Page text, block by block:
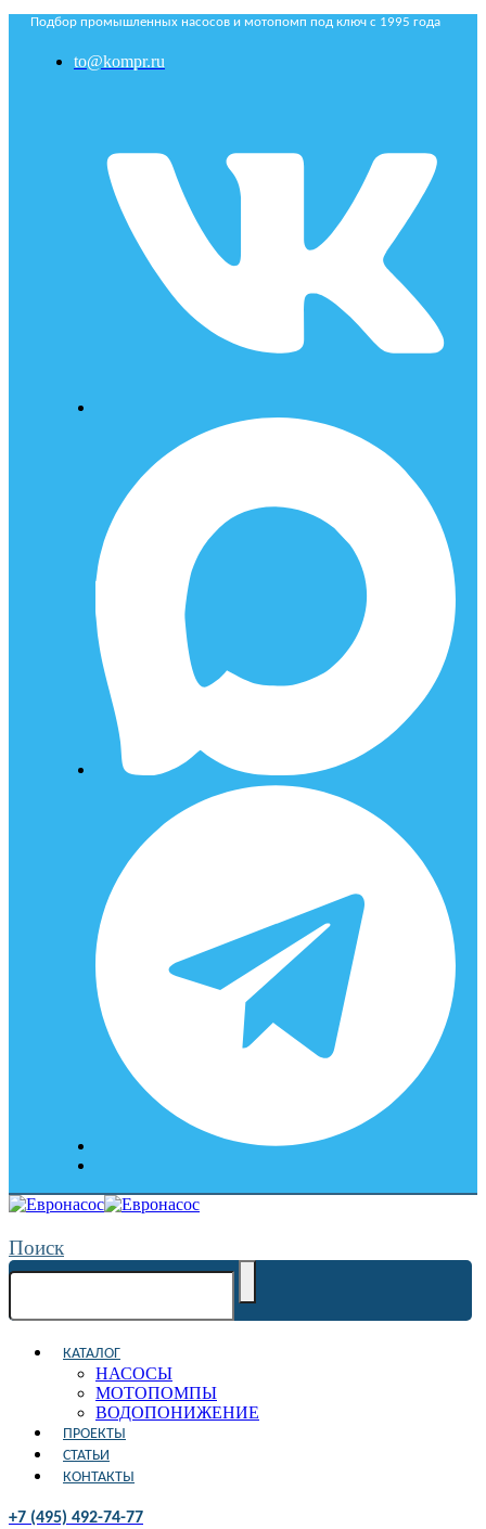
Подбор промышленных насосов и мотопомп под ключ с 1995 года
to@kompr.ru
Поиск
КАТАЛОГ
НАСОСЫ
МОТОПОМПЫ
ВОДОПОНИЖЕНИЕ
ПРОЕКТЫ
СТАТЬИ
КОНТАКТЫ
+7 (495) 492-74-77